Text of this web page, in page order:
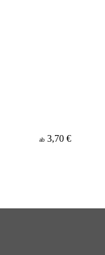
ab 3,70 €